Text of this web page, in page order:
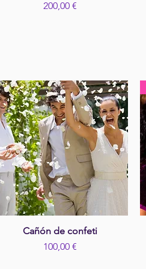
Precio
200,00 €
Vista rápida
Cañón de confeti
Precio
100,00 €